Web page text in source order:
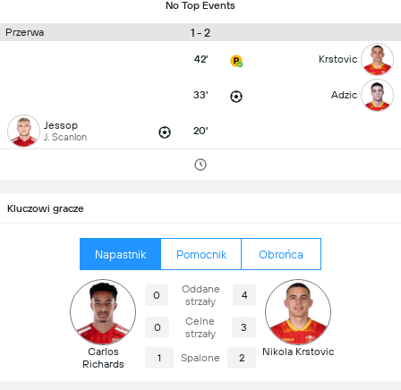
No Top Events
Przerwa 1 - 2
42' Krstovic
33' Adzic
Jessop
J. Scanlon 20'
Kluczowi gracze
Napastnik Pomocnik Obrońca
Carlos
Richards
0
Oddane
strzały
4
0
Celne
strzały
3
1 Spalone 2 Nikola Krstovic